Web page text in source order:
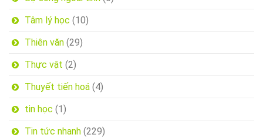
Tâm lý học (10)
Thiên văn (29)
Thực vật (2)
Thuyết tiến hoá (4)
tin học (1)
Tin tức nhanh (229)